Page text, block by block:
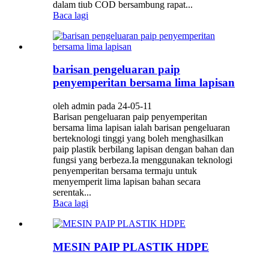
dalam tiub COD bersambung rapat...
Baca lagi
barisan pengeluaran paip
penyemperitan bersama lima lapisan
oleh admin pada 24-05-11
Barisan pengeluaran paip penyemperitan
bersama lima lapisan ialah barisan pengeluaran
berteknologi tinggi yang boleh menghasilkan
paip plastik berbilang lapisan dengan bahan dan
fungsi yang berbeza.Ia menggunakan teknologi
penyemperitan bersama termaju untuk
menyemperit lima lapisan bahan secara
serentak...
Baca lagi
MESIN PAIP PLASTIK HDPE